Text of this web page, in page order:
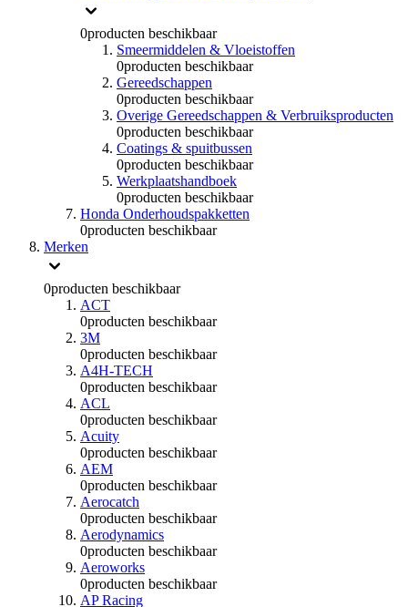
0producten beschikbaar
Smeermiddelen & Vloeistoffen
0producten beschikbaar
Gereedschappen
0producten beschikbaar
Overige Gereedschappen & Verbruiksproducten
0producten beschikbaar
Coatings & spuitbussen
0producten beschikbaar
Werkplaatshandboek
0producten beschikbaar
Honda Onderhoudspakketten
0producten beschikbaar
Merken
0producten beschikbaar
ACT
0producten beschikbaar
3M
0producten beschikbaar
A4H-TECH
0producten beschikbaar
ACL
0producten beschikbaar
Acuity
0producten beschikbaar
AEM
0producten beschikbaar
Aerocatch
0producten beschikbaar
Aerodynamics
0producten beschikbaar
Aeroworks
0producten beschikbaar
AP Racing